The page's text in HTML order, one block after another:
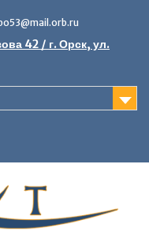
42 / г. Орск, ул.